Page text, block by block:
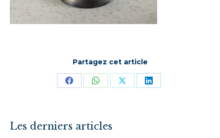
Partagez cet article
PartagerPartagerPartagerPartager
Les derniers articles